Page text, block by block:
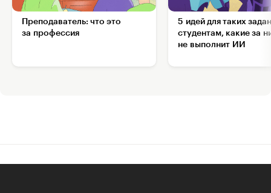
Преподаватель: что это
за профессия
5 идей для таких
студентам, какие за
не выполнит ИИ